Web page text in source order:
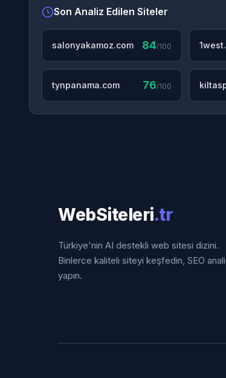
Son Analiz Edilen Siteler
salonyakamoz.com 84/100
tynpanama.com 76/100
WebSiteleri.tr
Türkiye'nin AI destekli web sitesi dizini.
Binlerce kaliteli siteyi keşfedin, SEO
yapın.